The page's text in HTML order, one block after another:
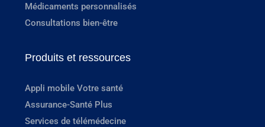
Médicaments personnalisés
Consultations bien-être
Produits et ressources
Appli mobile Votre santé
Assurance-Santé Plus
Services de télémédecine